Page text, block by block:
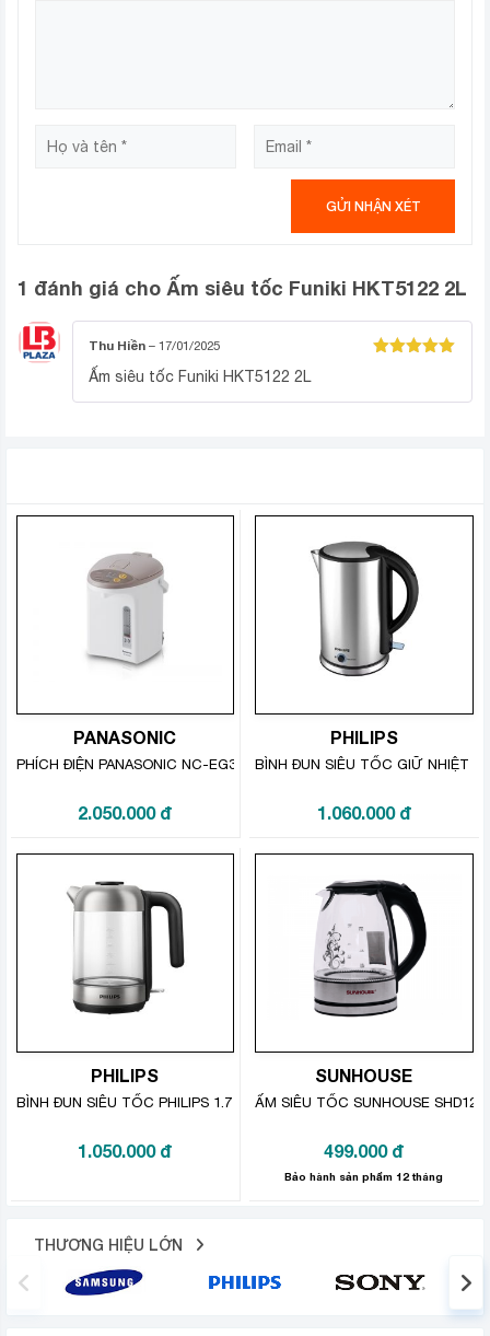
1 đánh giá cho Ấm siêu tốc Funiki HKT5122 2L
sao
Thu Hiền – 17/01/2025
Ấm siêu tốc Funiki HKT5122 2L
PANASONIC
PHÍCH ĐIỆN PANASONIC NC-EG3000CSY 3 LÍT
2.050.000 đ
PHILIPS
BÌNH ĐUN SIÊU TỐC GIỮ NHIỆT
1.060.000 đ
PHILIPS
BÌNH ĐUN SIÊU TỐC PHILIPS 1.7 LÍT HD9339/80
1.050.000 đ
SUNHOUSE
ẤM SIÊU TỐC SUNHOUSE
499.000 đ
Bảo hành sản phẩm 12 tháng
THƯƠNG HIỆU LỚN